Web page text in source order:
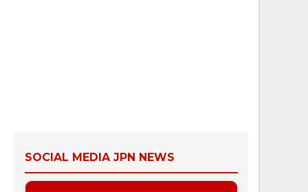
SOCIAL MEDIA JPN NEWS